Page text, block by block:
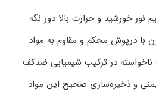
نور خورشید و حرارت بالا دور نگه
با درپوش محکم و مقاوم به مواد
ناخواسته در ترکیب شیمیایی ضدکف
و ذخیره‌سازی صحیح این مواد